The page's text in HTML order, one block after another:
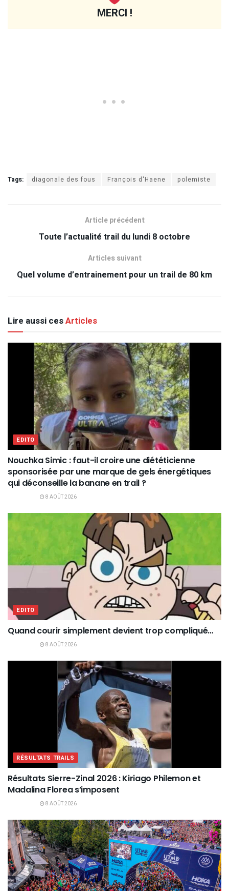
MERCI !
Tags: diagonale des fous François d'Haene polemiste
Article précédent
Toute l’actualité trail du lundi 8 octobre
Articles suivant
Quel volume d’entrainement pour un trail de 80 km
Lire aussi cesArticles
EDITO
Nouchka Simic : faut-il croire une diététicienne
sponsorisée par une marque de gels énergétiques
qui déconseille la banane en trail ?
8 AOÛT 2026
EDITO
Quand courir simplement devient trop compliqué…
8 AOÛT 2026
RÉSULTATS TRAILS
Résultats Sierre-Zinal 2026 : Kiriago Philemon et
Madalina Florea s’imposent
8 AOÛT 2026